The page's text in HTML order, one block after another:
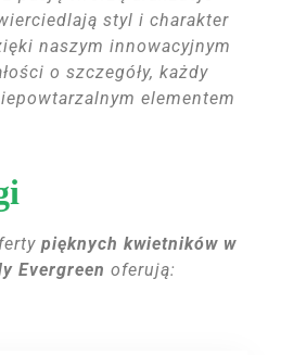
styl i charakter
naszym innowacyjnym
o szczegóły, każdy
elementem
pięknych kwietników w
Evergreen oferują: